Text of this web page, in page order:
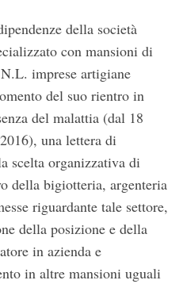
della società
con mansioni di
imprese artigiane
del suo rientro in
del malattia (dal 18
una lettera di
scelta organizzativa di
della bigiotteria, argenteria
riguardante tale settore,
della posizione e della
in azienda e
in altre mansioni uguali